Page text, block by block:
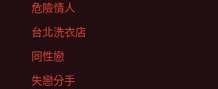
危險情人
台北洗衣店
同性戀
失戀分手